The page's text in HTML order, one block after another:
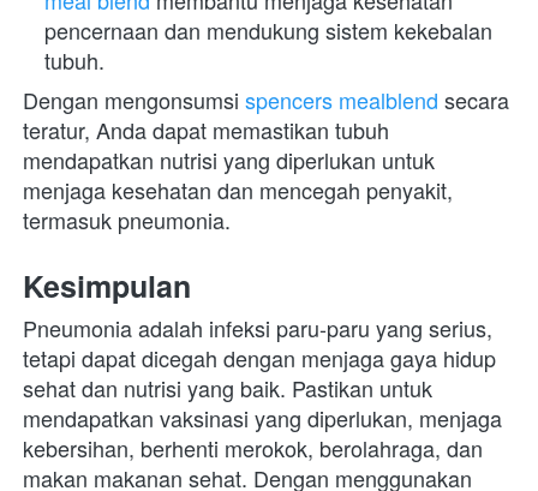
pencernaan dan mendukung sistem kekebalan
tubuh.
Dengan mengonsumsi spencers mealblend secara
teratur, Anda dapat memastikan tubuh
mendapatkan nutrisi yang diperlukan untuk
menjaga kesehatan dan mencegah penyakit,
termasuk pneumonia.
Kesimpulan
Pneumonia adalah infeksi paru-paru yang serius,
tetapi dapat dicegah dengan menjaga gaya hidup
sehat dan nutrisi yang baik. Pastikan untuk
mendapatkan vaksinasi yang diperlukan, menjaga
kebersihan, berhenti merokok, berolahraga, dan